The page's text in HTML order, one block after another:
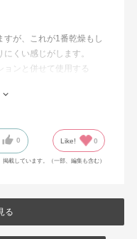
が、これが1番乾燥もし
くい感じがします。
ンと併せて使用する
マーも購入して使って
ろの崩れもマシになって
るので、少量で全顔伸ば
0 Like! 0
載しています。（一部、編集も含む）
る